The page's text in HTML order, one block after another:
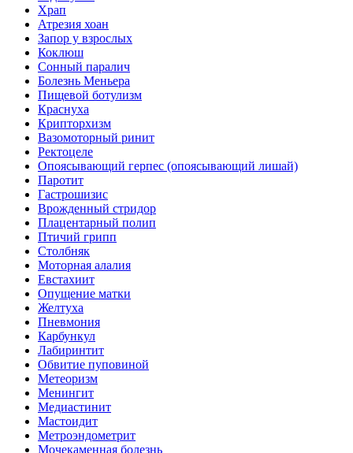
Храп
Атрезия хоан
Запор у взрослых
Коклюш
Сонный паралич
Болезнь Меньера
Пищевой ботулизм
Краснуха
Крипторхизм
Вазомоторный ринит
Ректоцеле
Опоясывающий герпес (опоясывающий лишай)
Паротит
Гастрошизис
Врожденный стридор
Плацентарный полип
Птичий грипп
Столбняк
Моторная алалия
Евстахиит
Опущение матки
Желтуха
Пневмония
Карбункул
Лабиринтит
Обвитие пуповиной
Метеоризм
Менингит
Медиастинит
Мастоидит
Метроэндометрит
Мочекаменная болезнь